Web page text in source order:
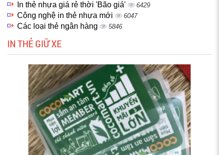
In thẻ nhựa giá rẻ thời 'Bão giá' 6429
Công nghệ in thẻ nhựa mới 6047
Các loại thẻ ngân hàng 5846
IN THẺ GIỮ XE